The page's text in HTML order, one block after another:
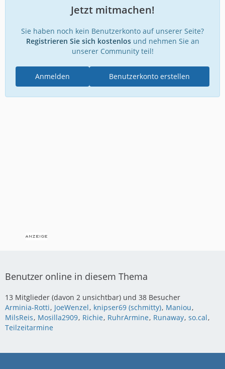
Jetzt mitmachen!
Sie haben noch kein Benutzerkonto auf unserer Seite?
Registrieren Sie sich kostenlosund nehmen Sie an
unserer Community teil!
Benutzerkonto erstellen
Anmelden
Benutzer online in diesem Thema
13 Mitglieder (davon 2 unsichtbar) und 38 Besucher
Arminia-Rotti JoeWenzel knipser69 (schmitty) Maniou
MilsReis Mosilla2909 Richie RuhrArmine Runaway so.cal
Teilzeitarmine